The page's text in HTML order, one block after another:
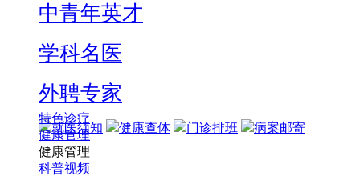
中青年英才
学科名医
外聘专家
就医须知 健康查体 门诊排班 病案邮寄
特色诊疗
健康管理
健康管理
科普视频